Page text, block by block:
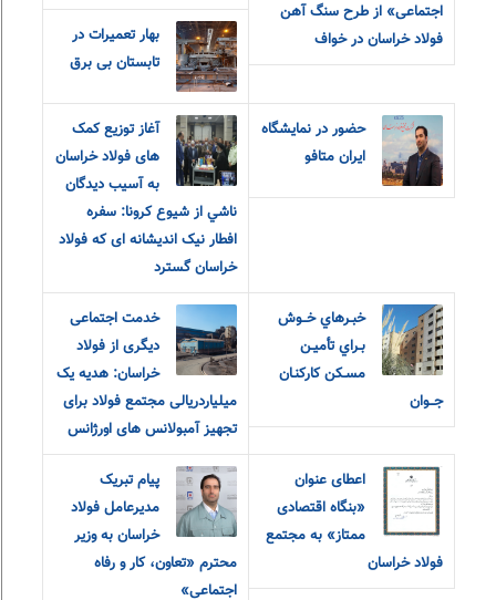
اجتماعی» از طرح سنگ آهن
فولاد خراسان در خواف
بهار تعمیرات در
تابستان بی برق
حضور در نمایشگاه
ایران متافو
آغاز توزیع کمک
های فولاد خراسان
به آسيب ديدگان
ناشي از شيوع كرونا: سفره
افطار نیک اندیشانه ای که فولاد
خراسان گسترد
خبـرهاي خــوش
بـراي تأميـن
مسـکن کارکنـان
جــوان
خدمت اجتماعی
دیگری از فولاد
خراسان: هدیه یک
میلیاردریالی مجتمع فولاد برای
تجهیز آمبولانس های اورژانس
اعطای عنوان
«بنگاه اقتصادی
ممتاز» به مجتمع
فولاد خراسان
پیام تبریک
مدیرعامل فولاد
خراسان به وزیر
محترم «تعاون، کار و رفاه
اجتماعی»